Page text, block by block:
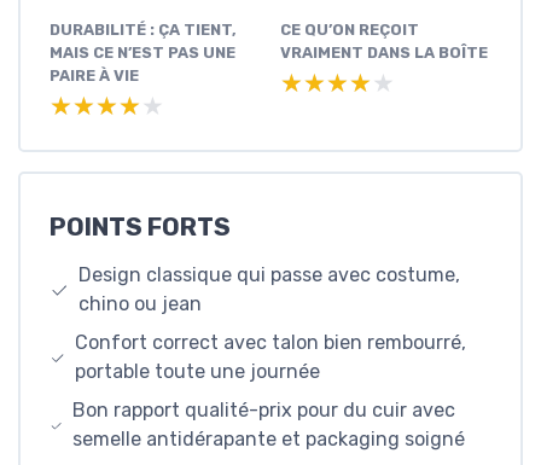
DURABILITÉ : ÇA TIENT,
MAIS CE N’EST PAS UNE
PAIRE À VIE
★★★★★
★★★★★
CE QU’ON REÇOIT
VRAIMENT DANS LA BOÎTE
★★★★★
★★★★★
POINTS FORTS
Design classique qui passe avec costume,
chino ou jean
Confort correct avec talon bien rembourré,
portable toute une journée
Bon rapport qualité-prix pour du cuir avec
semelle antidérapante et packaging soigné